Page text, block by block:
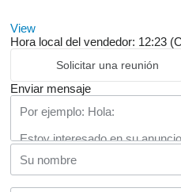
View
Hora local del vendedor: 12:23
Solicitar una reunión
Enviar mensaje